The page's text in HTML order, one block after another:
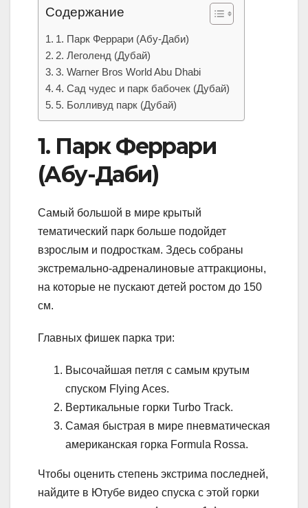
Содержание
1. Парк Феррари (Абу-Даби)
2. Леголенд (Дубай)
3. Warner Bros World Abu Dhabi
4. Сад чудес и парк бабочек (Дубай)
5. Болливуд парк (Дубай)
1. Парк Феррари
(Абу-Даби)
Самый большой в мире крытый
тематический парк больше подойдет
взрослым и подросткам. Здесь собраны
экстремально-адреналиновые аттракционы,
на которые не пускают детей ростом до 150
см.
Главных фишек парка три:
Высочайшая петля с самым крутым
спуском Flying Aces.
Вертикальные горки Turbo Track.
Самая быстрая в мире пневматическая
американская горка Formula Rossa.
Чтобы оценить степень экстрима последней,
найдите в Ютубе видео спуска с этой горки